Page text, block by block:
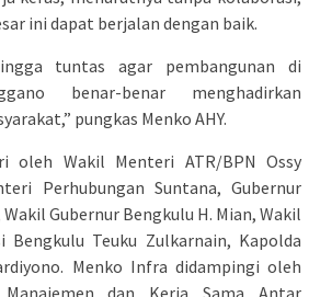
ini dapat berjalan dengan baik.
tuntas agar pembangunan di
benar-benar menghadirkan
pungkas Menko AHY.
oleh Wakil Menteri ATR/BPN Ossy
Perhubungan Suntana, Gubernur
Gubernur Bengkulu H. Mian, Wakil
Bengkulu Teuku Zulkarnain, Kapolda
Menko Infra didampingi oleh
dan Kerja Sama Antar